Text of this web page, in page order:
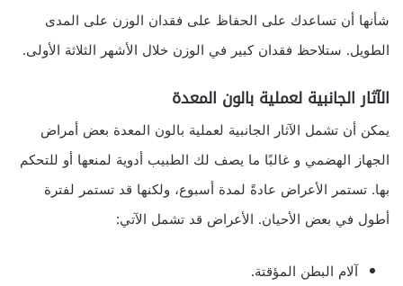
شأنها أن تساعدك على الحفاظ على فقدان الوزن على المدى
الطويل. ستلاحظ فقدان كبير في الوزن خلال الأشهر الثلاثة الأولى.
الآثار الجانبية لعملية بالون المعدة
يمكن أن تشمل الآثار الجانبية لعملية بالون المعدة بعض أمراض
الجهاز الهضمي و غالبًا ما يصف لك الطبيب أدوية لمنعها أو للتحكم
بها. تستمر الأعراض عادةً لمدة أسبوع، ولكنها قد تستمر لفترة
أطول في بعض الأحيان. الأعراض قد تشمل الآتي:
آلام البطن المؤقتة.